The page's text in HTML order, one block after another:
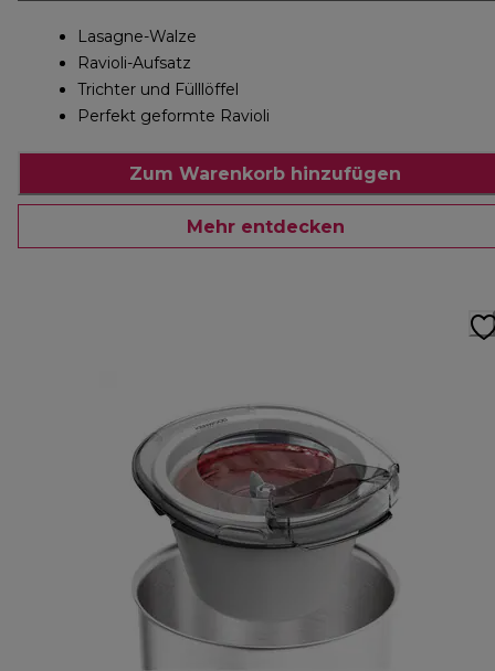
Lasagne-Walze
Ravioli-Aufsatz
Trichter und Fülllöffel
Perfekt geformte Ravioli
Zum Warenkorb hinzufügen
Mehr entdecken